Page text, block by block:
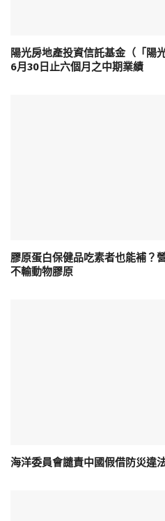
陽光房地產投資信託基金（「陽
6月30日止六個月之中期業績
膠原蛋白保健品吃素者也能補？
不輸動物膠原
海洋委員會譴責中國假借防災違